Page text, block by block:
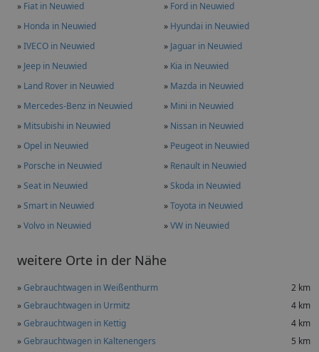
» Fiat in Neuwied » Ford in Neuwied
» Honda in Neuwied » Hyundai in Neuwied
»IVECO in Neuwied » Jaguar in Neuwied
» Jeep in Neuwied » Kia in Neuwied
» Land Rover in Neuwied » Mazda in Neuwied
» Mercedes-Benz in Neuwied » Mini in Neuwied
» Mitsubishi in Neuwied » Nissan in Neuwied
»Opel in Neuwied » Peugeot in Neuwied
» Porsche in Neuwied » Renault in Neuwied
»Seat in Neuwied »Skoda in Neuwied
»Smart in Neuwied »Toyota in Neuwied
»Volvo in Neuwied »VW in Neuwied
weitere Orte in der Nähe
»Gebrauchtwagen in Weißenthurm
2 km
»Gebrauchtwagen in Urmitz
4 km
»Gebrauchtwagen in Kettig
4 km
»Gebrauchtwagen in Kaltenengers
5 km